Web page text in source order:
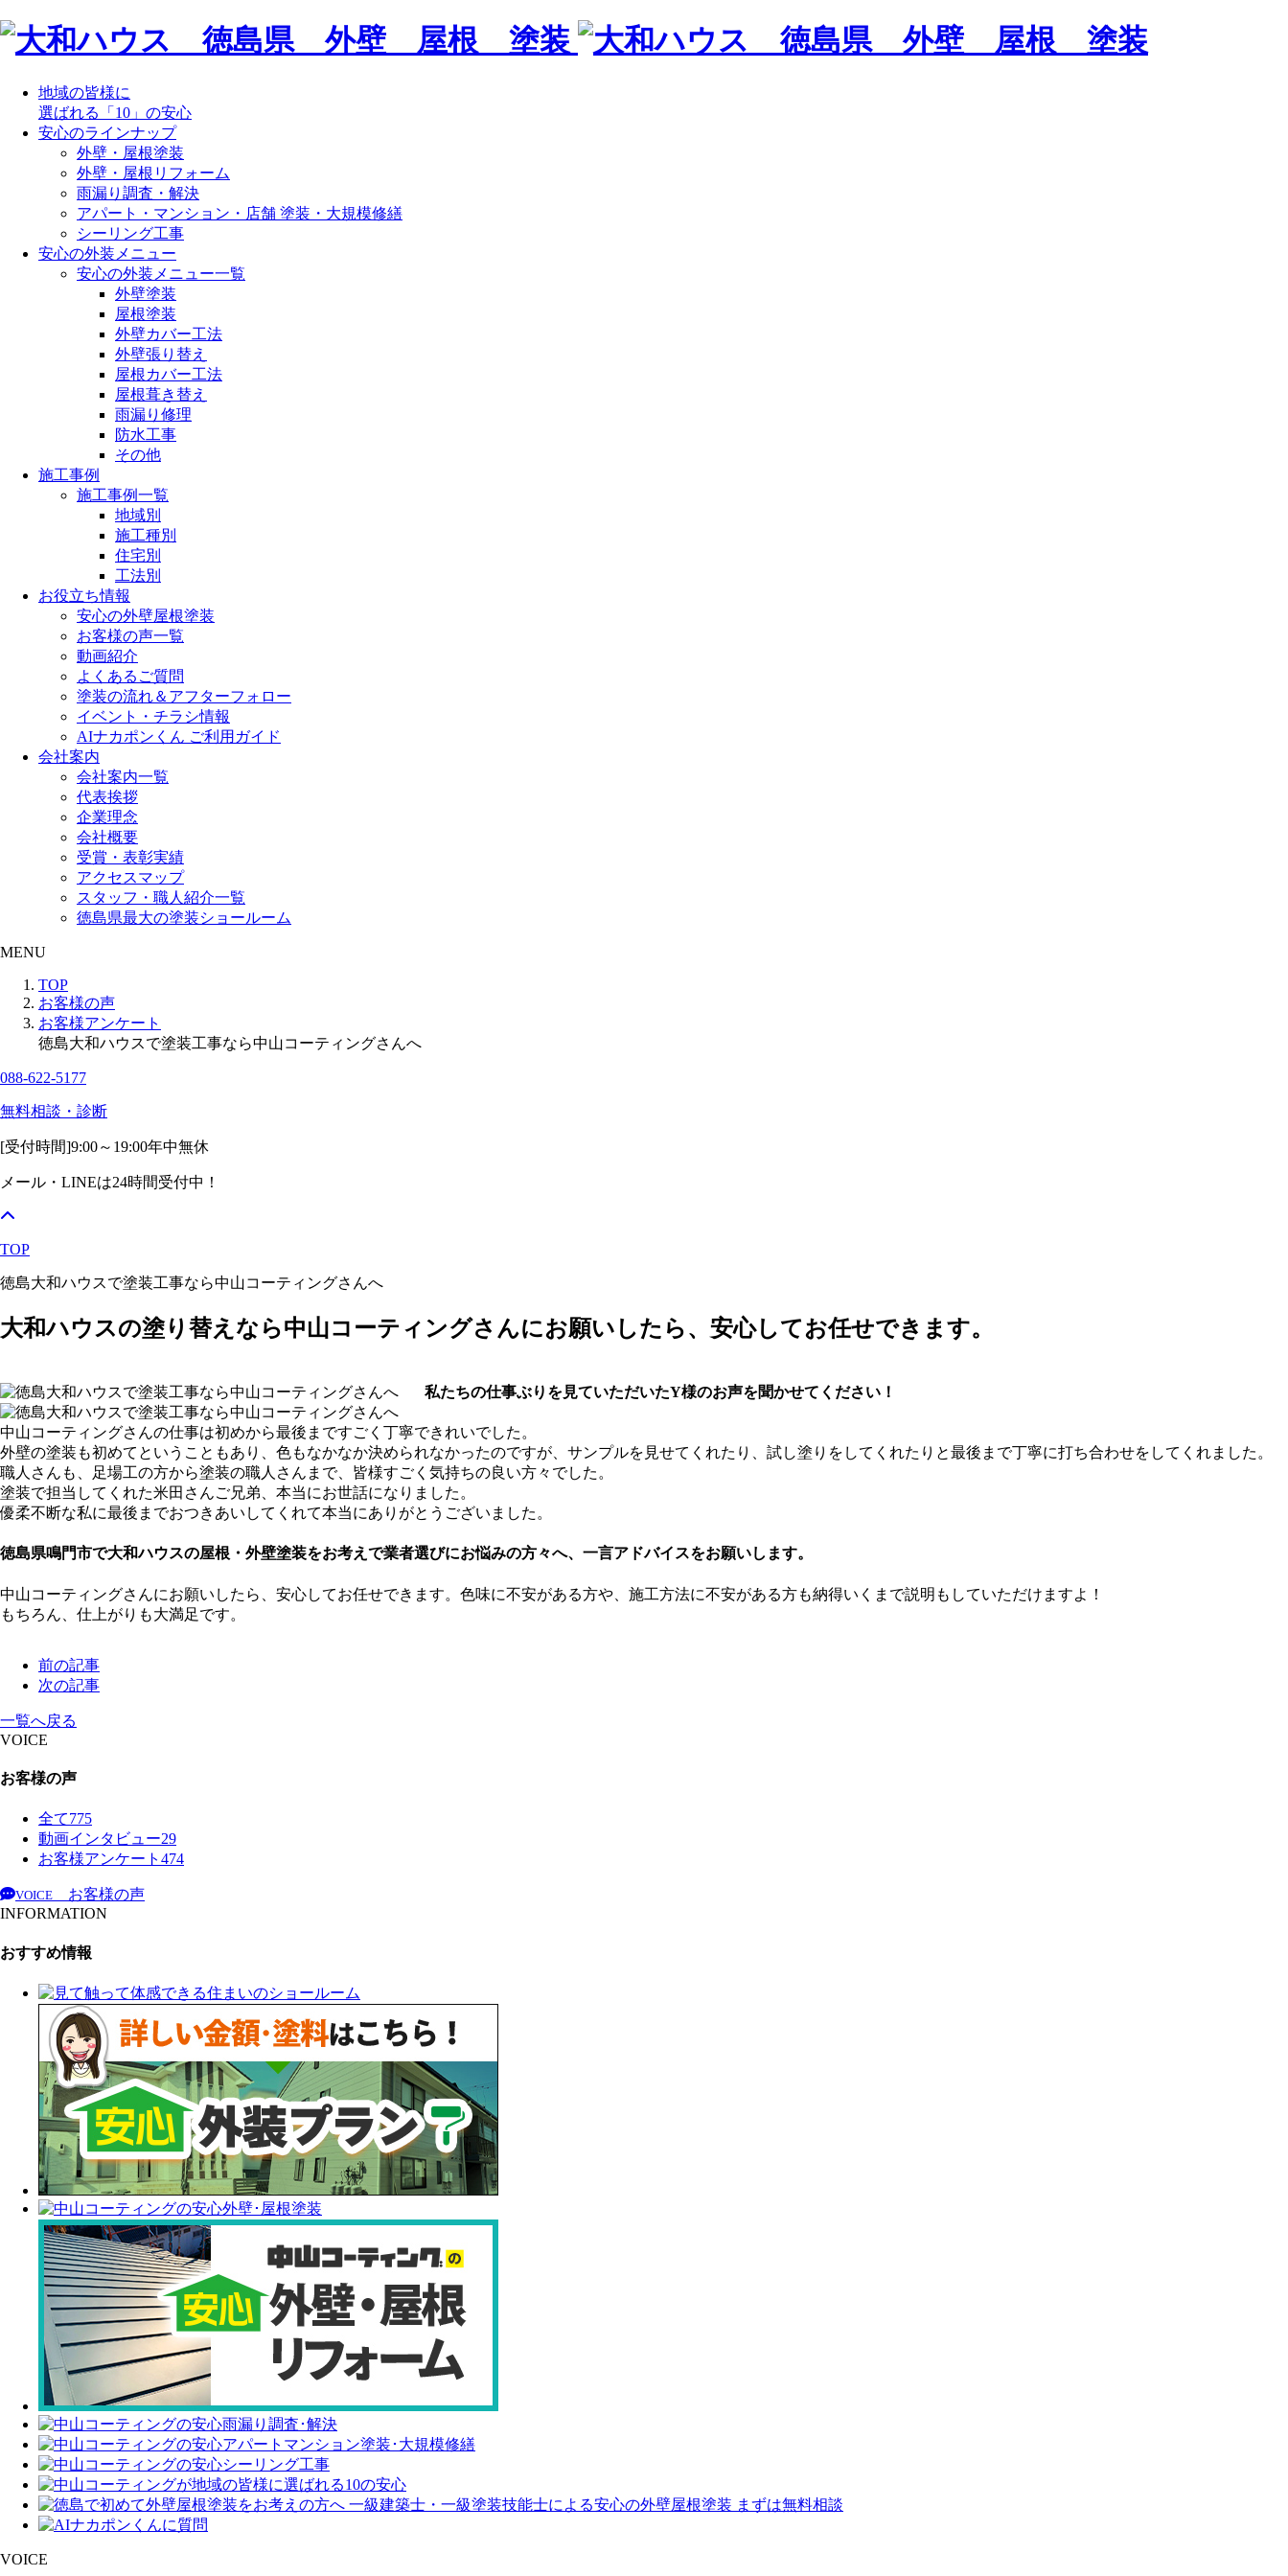
地域の皆様に
選ばれる「10」の安心
安心のラインナップ
外壁・屋根塗装
外壁・屋根リフォーム
雨漏り調査・解決
アパート・マンション・店舗 塗装・大規模修繕
シーリング工事
安心の外装メニュー
安心の外装メニュー一覧
外壁塗装
屋根塗装
外壁カバー工法
外壁張り替え
屋根カバー工法
屋根葺き替え
雨漏り修理
防水工事
その他
施工事例
施工事例一覧
地域別
施工種別
住宅別
工法別
お役立ち情報
安心の外壁屋根塗装
お客様の声一覧
動画紹介
よくあるご質問
塗装の流れ＆アフターフォロー
イベント・チラシ情報
AIナカポンくん ご利用ガイド
会社案内
会社案内一覧
代表挨拶
企業理念
会社概要
受賞・表彰実績
アクセスマップ
スタッフ・職人紹介一覧
徳島県最大の塗装ショールーム
MENU
TOP
お客様の声
お客様アンケート
徳島大和ハウスで塗装工事なら中山コーティングさんへ
088-622-5177
無料相談・診断
[受付時間]9:00～19:00年中無休
メール・LINEは24時間受付中！
TOP
徳島大和ハウスで塗装工事なら中山コーティングさんへ
大和ハウスの塗り替えなら中山コーティングさんにお願いしたら、安心してお任せできます。
私たちの仕事ぶりを見ていただいたY様のお声を聞かせてください！
中山コーティングさんの仕事は初めから最後まですごく丁寧できれいでした。
外壁の塗装も初めてということもあり、色もなかなか決められなかったのですが、サンプルを見せてくれたり、試し塗りをしてくれたりと最後まで丁寧に打ち合わせをしてくれました。
職人さんも、足場工の方から塗装の職人さんまで、皆様すごく気持ちの良い方々でした。
塗装で担当してくれた米田さんご兄弟、本当にお世話になりました。
優柔不断な私に最後までおつきあいしてくれて本当にありがとうございました。
徳島県鳴門市で大和ハウスの屋根・外壁塗装をお考えで業者選びにお悩みの方々へ、一言アドバイスをお願いします。
中山コーティングさんにお願いしたら、安心してお任せできます。色味に不安がある方や、施工方法に不安がある方も納得いくまで説明もしていただけますよ！
もちろん、仕上がりも大満足です。
前の記事
次の記事
一覧へ戻る
VOICE
お客様の声
全て775
動画インタビュー29
お客様アンケート 474
VOICE
お客様の声
INFORMATION
おすすめ情報
VOICE